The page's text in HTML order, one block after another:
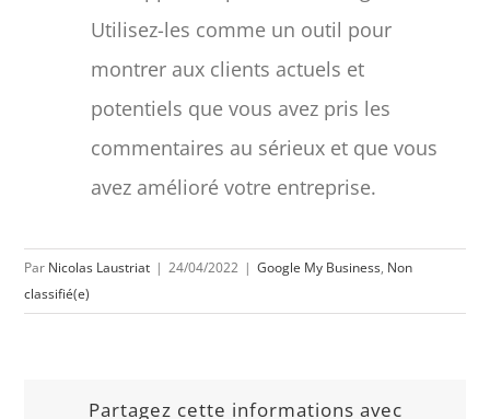
Utilisez-les comme un outil pour
montrer aux clients actuels et
potentiels que vous avez pris les
commentaires au sérieux et que vous
avez amélioré votre entreprise.
Par Nicolas Laustriat | 24/04/2022 | Google My Business, Non
classifié(e)
Partagez cette informations avec